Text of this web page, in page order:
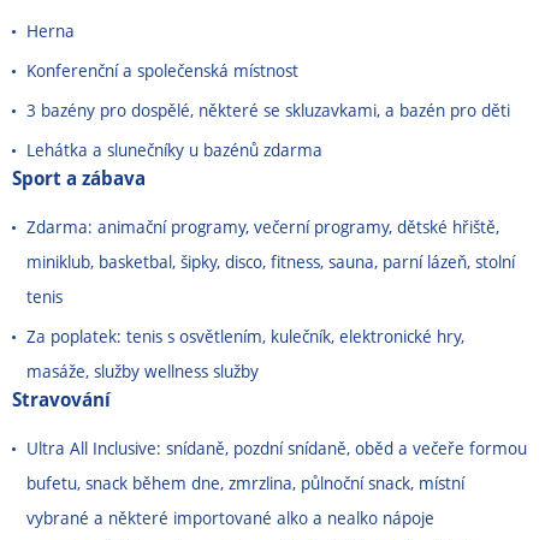
Herna
Konferenční a společenská místnost
3 bazény pro dospělé, některé se skluzavkami, a bazén pro děti
Lehátka a slunečníky u bazénů zdarma
Sport a zábava
Zdarma: animační programy, večerní programy, dětské hřiště,
miniklub, basketbal, šipky, disco, fitness, sauna, parní lázeň, stolní
tenis
Za poplatek: tenis s osvětlením, kulečník, elektronické hry,
masáže, služby wellness služby
Stravování
Ultra All Inclusive: snídaně, pozdní snídaně, oběd a večeře formou
bufetu, snack během dne, zmrzlina, půlnoční snack, místní
vybrané a některé importované alko a nealko nápoje